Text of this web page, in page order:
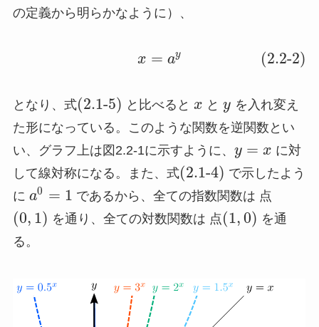
の定義から明らかなように）、
x = ay (2.2-2)
となり、式(2.1-5) と比べると x とy を入れ変え
た形になっている。このような関数を逆関数とい
い、グラフ上は図2.2-1に示すように、 y = x に対
して線対称になる。また、式(2.1-4) で示したよう
に a0 = 1 であるから、全ての指数関数は 点
(0, 1) を通り、全ての対数関数は 点 (1,0) を通
る。